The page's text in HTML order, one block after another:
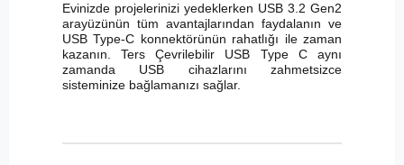
Evinizde projelerinizi yedeklerken USB 3.2 Gen2
arayüzünün tüm avantajlarından faydalanın ve
USB Type-C konnektörünün rahatlığı ile zaman
kazanın. Ters Çevrilebilir USB Type C aynı
zamanda USB cihazlarını zahmetsizce
sisteminize bağlamanızı sağlar.